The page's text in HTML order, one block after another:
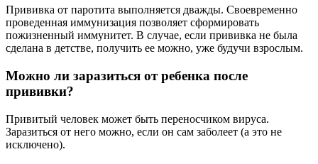
Прививка от паротита выполняется дважды. Своевременно
проведенная иммунизация позволяет сформировать
пожизненный иммунитет. В случае, если прививка не была
сделана в детстве, получить ее можно, уже будучи взрослым.
Можно ли заразиться от ребенка после
прививки?
Привитый человек может быть переносчиком вируса.
Заразиться от него можно, если он сам заболеет (а это не
исключено).